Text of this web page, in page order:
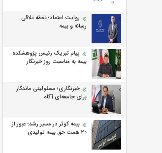
روایت اعتماد؛ نقطه تلاقی
رسانه و بیمه
پیام تبریک رئیس پژوهشکده
بیمه به مناسبت روز خبرنگار
خبرنگاری؛ مسئولیتی ماندگار
برای جامعه‌ای آگاه
بیمه کوثر در مسیر رشد؛ عبور از
20 همت حق بیمه تولیدی